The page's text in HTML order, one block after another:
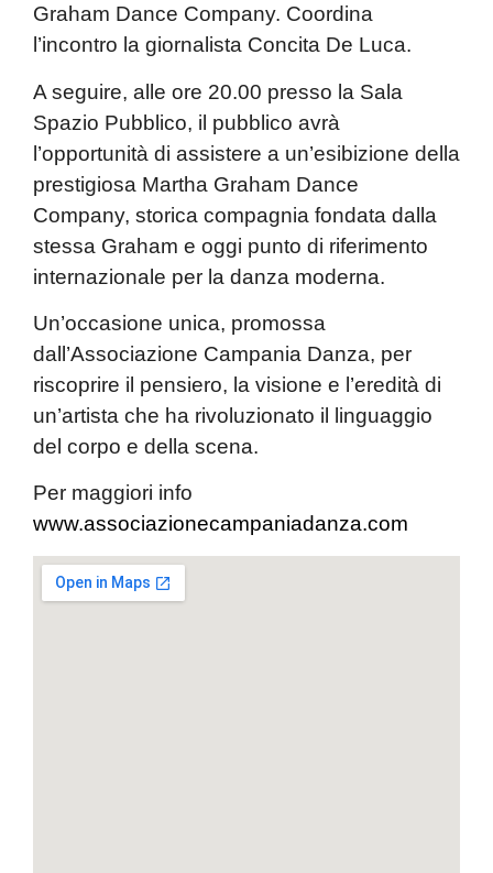
Graham Dance Company. Coordina
l’incontro la giornalista Concita De Luca.
A seguire, alle ore 20.00 presso la Sala
Spazio Pubblico, il pubblico avrà
l’opportunità di assistere a un’esibizione della
prestigiosa Martha Graham Dance
Company, storica compagnia fondata dalla
stessa Graham e oggi punto di riferimento
internazionale per la danza moderna.
Un’occasione unica, promossa
dall’Associazione Campania Danza, per
riscoprire il pensiero, la visione e l’eredità di
un’artista che ha rivoluzionato il linguaggio
del corpo e della scena.
Per maggiori info
www.associazionecampaniadanza.com